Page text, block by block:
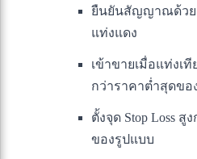
ยืนยันสัญญาณด้วย
แท่งแดง
เข้าขายเมื่อแท่งเ
กว่าราคาต่ำสุดขอ
ตั้งจุด Stop Loss สู
ของรูปแบบ